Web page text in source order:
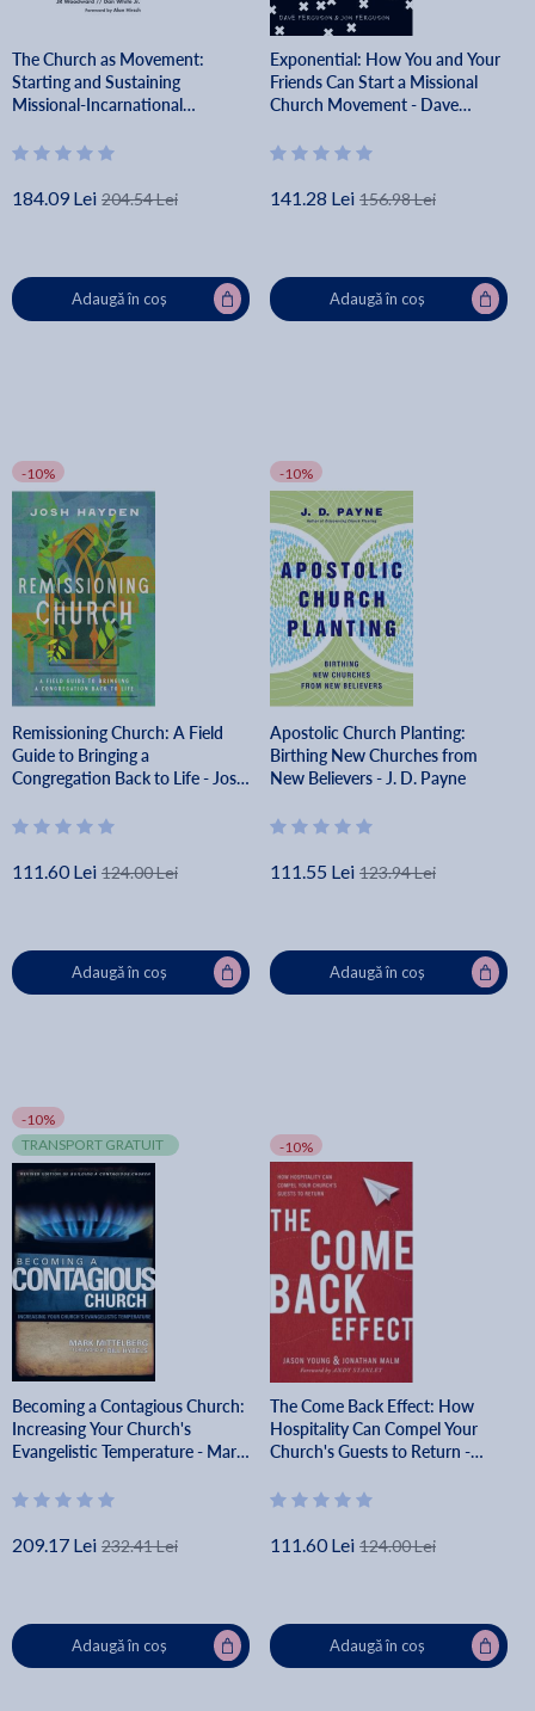
The Church as Movement:
Starting and Sustaining
Missional-Incarnational
184.09 Lei 204.54 Lei
Adaugă în coș
Exponential: How You and Your
Friends Can Start a Missional
Church Movement - Dave
141.28 Lei 156.98 Lei
Adaugă în coș
-10%
Remissioning Church: A Field
Guide to Bringing a
Congregation Back to Life - Josh
111.60 Lei 124.00 Lei
Adaugă în coș
-10%
Apostolic Church Planting:
Birthing New Churches from
New Believers - J. D. Payne
111.55 Lei 123.94 Lei
Adaugă în coș
-10%
TRANSPORT GRATUIT
Becoming a Contagious Church:
Increasing Your Church's
Evangelistic Temperature - Mark
209.17 Lei 232.41 Lei
Adaugă în coș
-10%
The Come Back Effect: How
Hospitality Can Compel Your
Church's Guests to Return -
111.60 Lei 124.00 Lei
Adaugă în coș